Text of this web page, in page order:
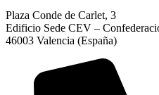
Plaza Conde de Carlet, 3
Edificio Sede CEV –
46003 Valencia (España)